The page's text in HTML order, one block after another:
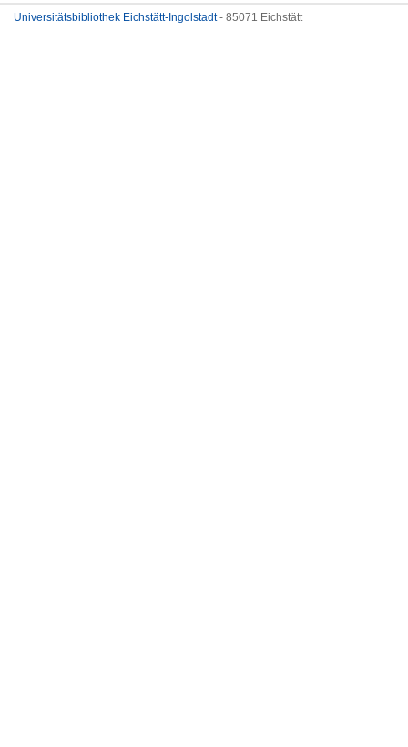
Universitätsbibliothek Eichstätt-Ingolstadt- 85071 Eichstätt